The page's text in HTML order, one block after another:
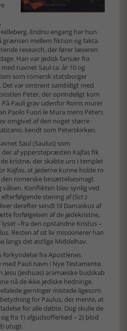
Endnu engang har hun
grænsen mellem fiktion og fakta
research, der fører læseren
Han var jødisk farisær fra
navnet Saul ca. år 10 og
som romersk statsborger
Det var omtrent samtidigt med
Peter, der oprindeligt kom
På Pauli grav udenfor Roms murer
Paolo Fuori le Mura mens Peters
omgivet af den noget større
kendt som Peterskirken.
Saul (Saulus) som
af ypperstepræsten Kajfas fik
kristne, der skabte uro i templet
Kajfas, at jøderne kunne holde ro
romerske besættelsesmagt
Konflikten blev synlig ved
stening af (Sct.)
derefter sendt til Damaskus af
forfølgelsen af de jødekristne,
–fra den opstandne Kristus –
Resten af sit liv missionerer han
langs det østlige Middelhav.
forkyndelse fra Apostlenes
Pauli navn i Nye Testamente.
(Jeshuas) aramæiske budskab
nå de ikke jødiske hedninge.
gerninger mistede ligesom
for Paulus, der mente, at
for alle døbte. Dog skulle de
fra 1) afgudsofferkød – 2) blod
utugt.